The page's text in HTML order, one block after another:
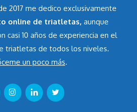
2017 me dedico exclusivamente
online de triatletas, aunque
casi 10 años de experiencia en el
triatletas de todos los niveles.
un poco más.